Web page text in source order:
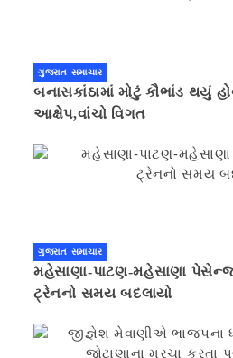
ગુજરાત સમાચાર
બનાસકાંઠામાં મોટું કૌભાંડ થયું
આક્ષેપ,વાંચો વિગત
ગુજરાત સમાચાર
મહેસાણા-પાટણ-મહેસાણા
ટ્રેનનો સમય બદલાયો